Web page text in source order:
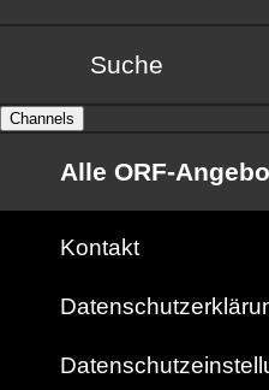
Suche
Channels
Alle ORF-
Kontakt